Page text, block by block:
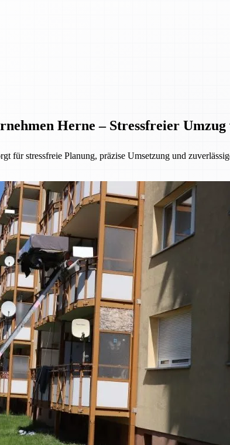
Herne – Stressfreier
für stressfreie Planung, präzise Umsetzung und